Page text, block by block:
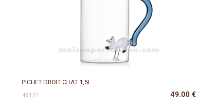
PICHET DROIT CHAT 1,5L
46121 49.00 €